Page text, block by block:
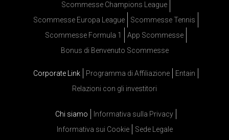
Scommesse Champions League
Scommesse Europa League
Scommesse Tennis
Scommesse Formula 1
App Scommesse
Bonus di Benvenuto Scommesse
Corporate Link Programma di Affiliazione
Entain
Relazioni con gli investitori
Chi siamo
Informativa sulla Privacy
Informativa sui Cookie
Sede Legale